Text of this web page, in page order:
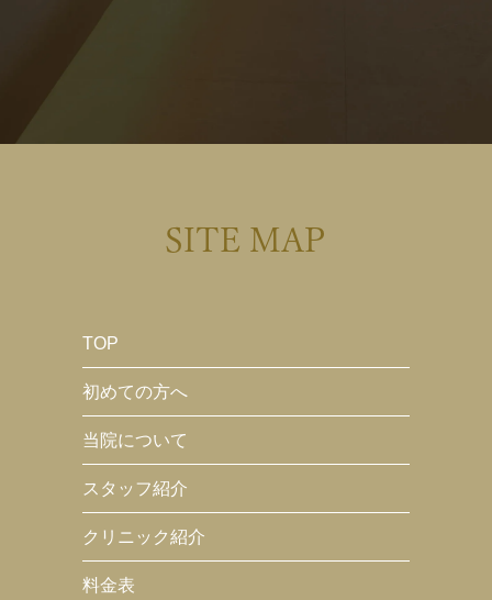
SITE MAP
TOP
初めての方へ
当院について
スタッフ紹介
クリニック紹介
料金表